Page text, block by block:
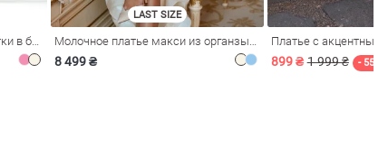
Розовое платье из стрейч-сетки в бельевом стиле
LAST SIZE
8 499 ₴
Платье с
899 ₴ 1 999 ₴ - 55%